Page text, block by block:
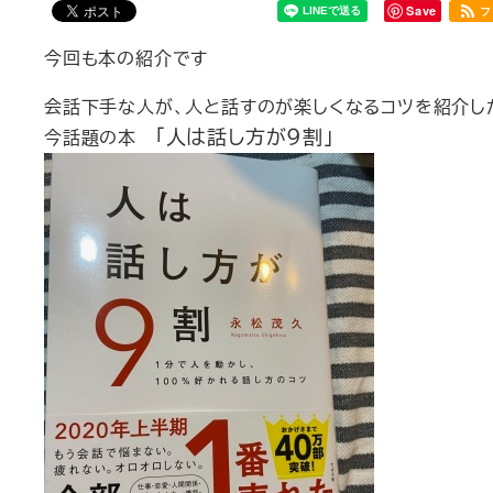
Save フ
今回も本の紹介です
会話下手な人が、人と話すのが楽しくなるコツを紹介し
今話題の本 「人は話し方が９割」